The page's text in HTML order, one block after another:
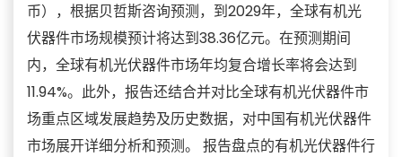
币），根据贝哲斯咨询预测，到2029年，全球有机光
伏器件市场规模预计将达到38.36亿元。在预测期间
内，全球有机光伏器件市场年均复合增长率将会达到
11.94%。此外，报告还结合并对比全球有机光伏器件市
场重点区域发展趋势及历史数据，对中国有机光伏器件
市场展开详细分析和预测。 报告盘点的有机光伏器件行